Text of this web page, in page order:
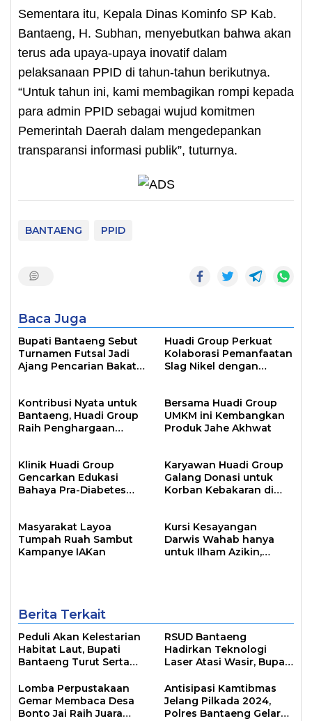
Sementara itu, Kepala Dinas Kominfo SP Kab.
Bantaeng, H. Subhan, menyebutkan bahwa akan
terus ada upaya-upaya inovatif dalam
pelaksanaan PPID di tahun-tahun berikutnya.
“Untuk tahun ini, kami membagikan rompi kepada
para admin PPID sebagai wujud komitmen
Pemerintah Daerah dalam mengedepankan
transparansi informasi publik”, tuturnya.
BANTAENG PPID
Baca Juga
Bupati Bantaeng Sebut
Turnamen Futsal Jadi
Ajang Pencarian Bakat
Huadi Group Perkuat
Kolaborasi Pemanfaatan
Slag Nikel dengan
Kontribusi Nyata untuk
Bantaeng, Huadi Group
Raih Penghargaan
Bersama Huadi Group
UMKM ini Kembangkan
Produk Jahe Akhwat
Klinik Huadi Group
Gencarkan Edukasi
Bahaya Pra-Diabetes
Karyawan Huadi Group
Galang Donasi untuk
Korban Kebakaran di
Masyarakat Layoa
Tumpah Ruah Sambut
Kampanye IAKan
Kursi Kesayangan
Darwis Wahab hanya
untuk Ilham Azikin,
Berita Terkait
Peduli Akan Kelestarian
Habitat Laut, Bupati
Bantaeng Turut Serta
RSUD Bantaeng
Hadirkan Teknologi
Laser Atasi Wasir, Bupati
Ditanggung BPJS
Lomba Perpustakaan
Gemar Membaca Desa
Bonto Jai Raih Juara
Antisipasi Kamtibmas
Jelang Pilkada 2024,
Polres Bantaeng Gelar